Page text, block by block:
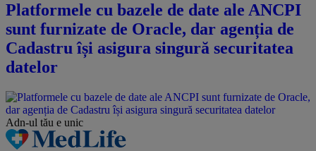
Platformele cu bazele de date ale ANCPI
sunt furnizate de Oracle, dar agenția de
Cadastru își asigura singură securitatea
datelor
Adn-ul tău e unic